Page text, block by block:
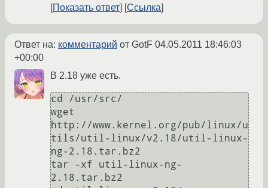
Показать ответ Ссылка
Ответ на: комментарий от GotF 04.05.2011 18:46:03
+00:00
В 2.18 уже есть.
cd /usr/src/
wget
http://www.kernel.org/pub/linux/u
tils/util-linux/v2.18/util-linux-
ng-2.18.tar.bz2
tar -xf util-linux-ng-
2.18.tar.bz2